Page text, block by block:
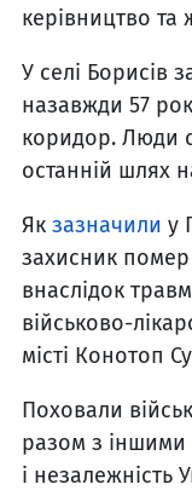
керівництво та
У селі Борисів
назавжди 57
коридор. Люди
останній шлях
Як зазначили у
захисник
внаслідок
військово-
місті Конотоп
Поховали
разом з іншими
і незалежність